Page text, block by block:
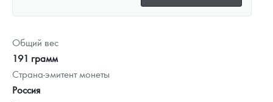
Общий вес
191 грамм
Страна-эмитент монеты
Россия